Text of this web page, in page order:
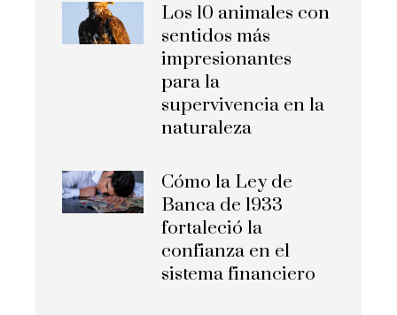
Los 10 animales con
sentidos más
impresionantes
para la
supervivencia en la
naturaleza
Cómo la Ley de
Banca de 1933
fortaleció la
confianza en el
sistema financiero